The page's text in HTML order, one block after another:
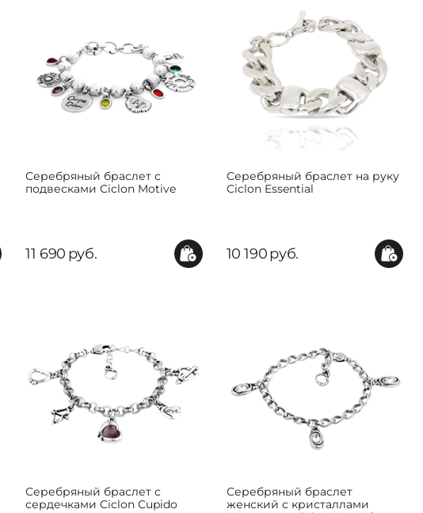
Серебряный браслет с
подвесками Ciclon Motive
11 690 руб.
Серебряный браслет на руку
Ciclon Essential
10 190руб.
Серебряный браслет с
сердечками Ciclon Cupido
Серебряный браслет
женский с кристаллами